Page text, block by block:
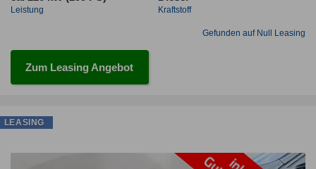
Leistung Kraftstoff
Gefunden auf Null Leasing
Zum Leasing Angebot
LEASING